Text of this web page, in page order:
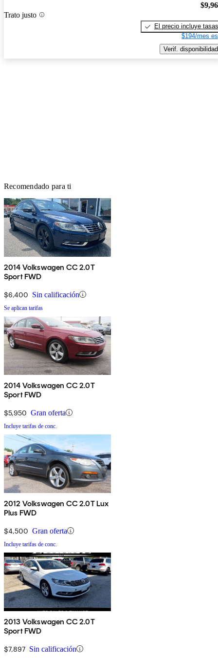
Trato justo
El precio incluye tasas
$194/mes
Verif. disponibilidad
Recomendado para ti
2014 Volkswagen CC 2.0T
Sport FWD
$6,400 Sin calificación
Se aplican tarifas
2014 Volkswagen CC 2.0T
Sport FWD
$5,950 Gran oferta
Incluye tarifas de conc.
2012 Volkswagen CC 2.0T Lux
Plus FWD
$4,500 Gran oferta
Incluye tarifas de conc.
2013 Volkswagen CC 2.0T
Sport FWD
$7,897 Sin calificación